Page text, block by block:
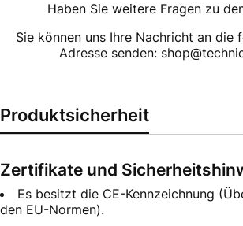
Haben Sie weitere Fragen zu
Sie können uns Ihre Nachricht an die
Adresse senden:
Produktsicherheit
Zertifikate und
Es besitzt die CE-Kennzeichnung
den EU-Normen).